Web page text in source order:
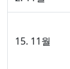
15. 11월